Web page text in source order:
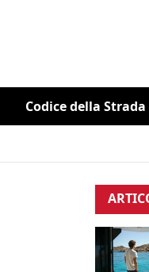
Codice della Strada